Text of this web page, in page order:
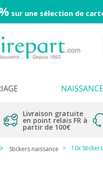
sur une sélection de
NAISSANCE
Livraison gratuite
en point relais FR à
partir de 100€
Stickers naissance 10x